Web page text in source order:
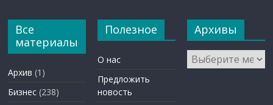
Все
материалы
Архив (1)
Бизнес (238)
Полезное
О нас
Предложить
новость
Архивы
Архивы